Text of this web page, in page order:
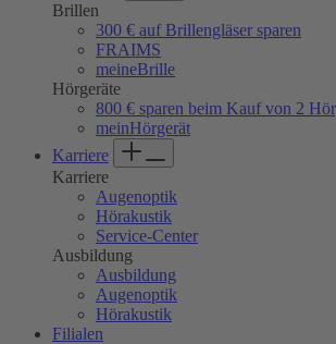
Brillen
300 € auf Brillengläser sparen
FRAIMS
meineBrille
Hörgeräte
800 € sparen beim Kauf von 2
meinHörgerät
Karriere
Karriere
Augenoptik
Hörakustik
Service-Center
Ausbildung
Ausbildung
Augenoptik
Hörakustik
Filialen